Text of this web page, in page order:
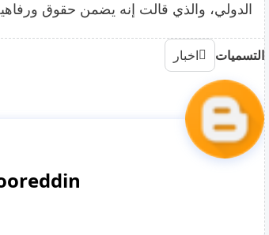
الدولي، والذي قالت إنه يضمن حقوق
التسميات اخبار